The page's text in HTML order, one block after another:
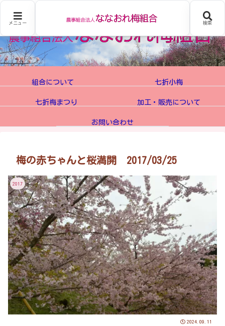
組合について 七折小梅
七折梅まつり 加工・販売について
お問い合わせ
梅の赤ちゃんと桜満開 2017/03/25
2017
2024.09.11
メニュー 検索